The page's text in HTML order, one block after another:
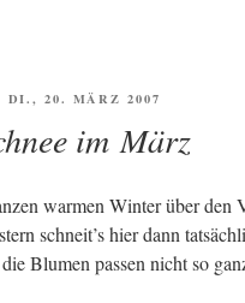
VERÖFFENTLICHT
DI., 20. MÄRZ 2007
im März
war­men Win­ter über den
schneit’s hier dann
Blu­men pas­sen nicht so